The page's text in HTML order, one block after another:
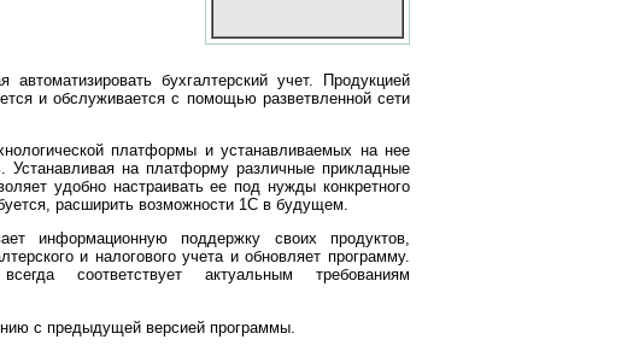
бухгалтерский учет. Продукцией
и обслуживается с помощью разветвленной сети
платформы и устанавливаемых на нее
Устанавливая на платформу различные прикладные
удобно настраивать ее под нужды конкретного
расширить возможности 1С в будущем.
информационную поддержку своих продуктов,
и налогового учета и обновляет программу.
соответствует актуальным требованиям
с предыдущей версией программы.